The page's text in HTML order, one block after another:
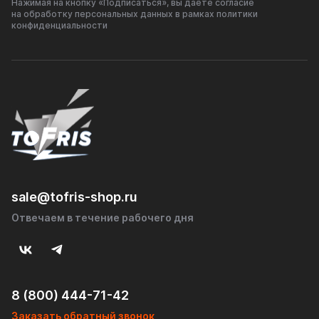
✔️ Минимальное противодавление – не снижает
мощность двигателя
При монтаже соблюдать соосность соединений
Рекомендуется профессиональная установка для
оптимального результата
Легковые автомобили
Коммерческий транспорт
Нажимая на кнопку «Подписаться», вы даёте согласие
на обработку персональных данных в рамках политики
конфиденциальности
sale@tofris-shop.ru
Отвечаем в течение рабочего дня
8 (800) 444-71-42
Заказать обратный звонок